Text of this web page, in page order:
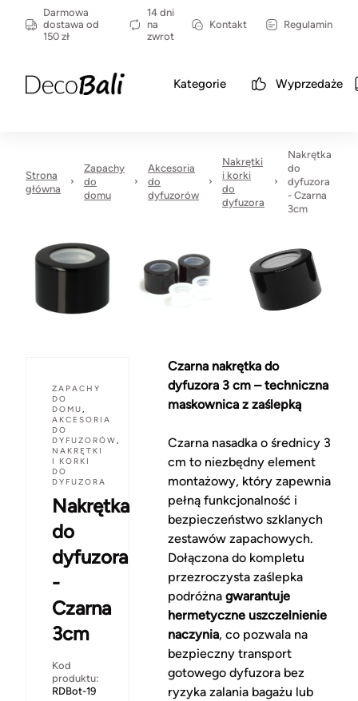
Darmowa
dostawa od
150 zł
14 dni
na
zwrot
Kontakt Regulamin
Kategorie Wyprzedaże
Strona
główna
Zapachy
do
domu
Akcesoria
do
dyfuzorów
Nakrętki
i korki
do
dyfuzora
Nakrętka
do
dyfuzora
- Czarna
3cm
ZAPACHY
DO
DOMU,
AKCESORIA
DO
DYFUZORÓW,
NAKRĘTKI
I KORKI
DO
DYFUZORA
Nakrętka
do
dyfuzora
-
Czarna
3cm
Kod
produktu:
RDBot-19
Czarna nakrętka do
dyfuzora 3 cm – techniczna
maskownica z zaślepką
Czarna nasadka o średnicy 3
cm to niezbędny element
montażowy, który zapewnia
pełną funkcjonalność i
bezpieczeństwo szklanych
zestawów zapachowych.
Dołączona do kompletu
przezroczysta zaślepka
podróżna gwarantuje
hermetyczne uszczelnienie
naczynia, co pozwala na
bezpieczny transport
gotowego dyfuzora bez
ryzyka zalania bagażu lub